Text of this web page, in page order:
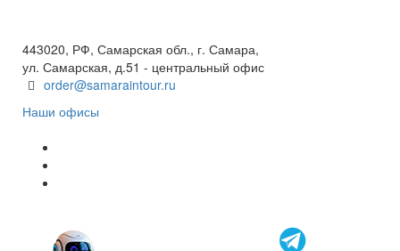
443020, РФ, Самарская обл., г. Самара,
ул. Самарская, д.51 - центральный офис
order@samaraintour.ru
Наши офисы